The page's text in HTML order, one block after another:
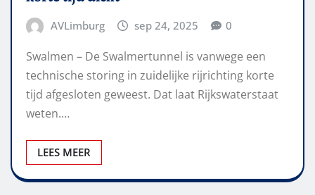
AVLimburg sep 24, 2025 0
Swalmen – De Swalmertunnel is vanwege een
technische storing in zuidelijke rijrichting korte
tijd afgesloten geweest. Dat laat Rijkswaterstaat
weten.…
LEES MEER